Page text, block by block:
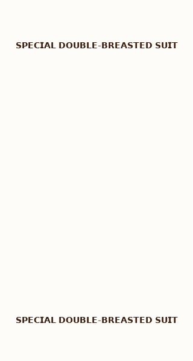
𝗦𝗣𝗘𝗖𝗜𝗔𝗟 𝗗𝗢𝗨𝗕𝗟𝗘-𝗕𝗥𝗘𝗔𝗦𝗧𝗘𝗗 𝗦𝗨𝗜𝗧
𝗦𝗣𝗘𝗖𝗜𝗔𝗟 𝗗𝗢𝗨𝗕𝗟𝗘-𝗕𝗥𝗘𝗔𝗦𝗧𝗘𝗗 𝗦𝗨𝗜𝗧